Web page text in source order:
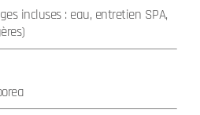
incluses : eau, entretien SPA,